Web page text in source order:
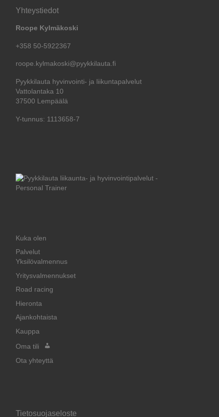
Yhteystiedot
Roope Kylmäkoski
+358 50-5922367
roope.kylmakoski@pyykkilauta.fi
Pyykkilauta hyvinvointi- ja liikuntapalvelut
Vattolantaka 10
37500 Lempäälä
Y-tunnus: 1113658-7
Kuka olen
Palvelut
Yksilövalmennus
Yritysvalmennukset
Road racing
Hieronta
Ajankohtaista
Kauppa
Oma tili
Ota yhteyttä
Tietosuojaseloste